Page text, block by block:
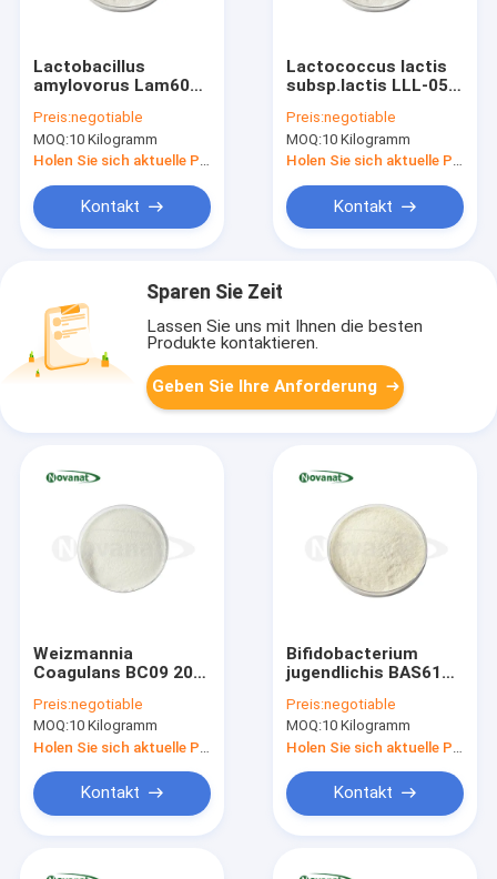
Lactobacillus
amylovorus Lam600
Vegan/Allergenfrei/Glutenfrei/Milchfrei
Preis:negotiable
MOQ:10 Kilogramm
Holen Sie sich aktuelle Preis
Kontakt
Lactococcus lactis
subsp.lactis LLL-05
Vegan/Allergenfrei/
Preis:negotiable
MOQ:10 Kilogramm
Holen Sie sich aktuelle Preis
Kontakt
Sparen Sie Zeit
Lassen Sie uns mit Ihnen die besten
Produkte kontaktieren.
Geben Sie Ihre Anforderung
Weizmannia
Coagulans BC09 200
Vegan/Allergenfrei/Glutenfrei/Milchfrei
Preis:negotiable
MOQ:10 Kilogramm
Kontakt
Bifidobacterium
jugendlichis BAS61
Vegan/Allergenfrei/
Preis:negotiable
MOQ:10 Kilogramm
Kontakt